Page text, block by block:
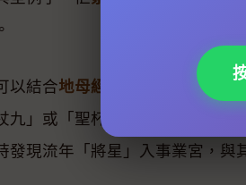
。
以結合地母經
交叉對
九」或「聖杯騎士」，就暗示要
發現流年「將星」入事業宮，與